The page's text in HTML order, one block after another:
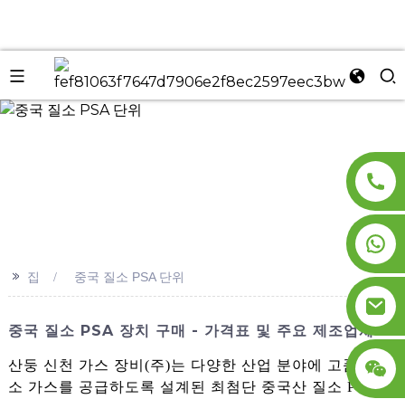
>> 집 중국 질소 PSA 단위
중국 질소 PSA 장치 구매 - 가격표 및 주요 제조업체
산둥 신천 가스 장비(주)는 다양한 산업 분야에 고품질 질
소 가스를 공급하도록 설계된 최첨단 중국산 질소 PSA 장